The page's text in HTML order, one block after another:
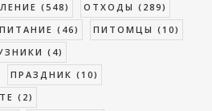
(548) ОТХОДЫ (289)
ПИТАНИЕ (46) ПИТОМЦЫ (10)
(4)
ПРАЗДНИК (10)
(2)